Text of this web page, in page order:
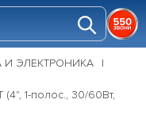
И ЭЛЕКТРОНИКА
1-полос., 30/60Вт,